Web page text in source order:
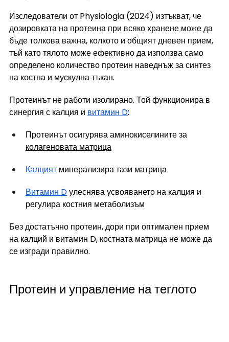
Изследователи от Physiologia (2024) изтъкват, че
дозировката на протеина при всяко хранене може да
бъде толкова важна, колкото и общият дневен прием,
тъй като тялото може ефективно да използва само
определено количество протеин наведнъж за синтез
на костна и мускулна тъкан.
Протеинът не работи изолирано. Той функционира в
синергия с калция и витамин D:
Протеинът осигурява аминокиселините за
колагеновата матрица
Калцият минерализира тази матрица
Витамин D улеснява усвояването на калция и
регулира костния метаболизъм
Без достатъчно протеин, дори при оптимален прием
на калций и витамин D, костната матрица не може да
се изгради правилно.
Протеин и управление на теглото